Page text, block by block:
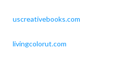
uscreativebooks.com
livingcolorut.com